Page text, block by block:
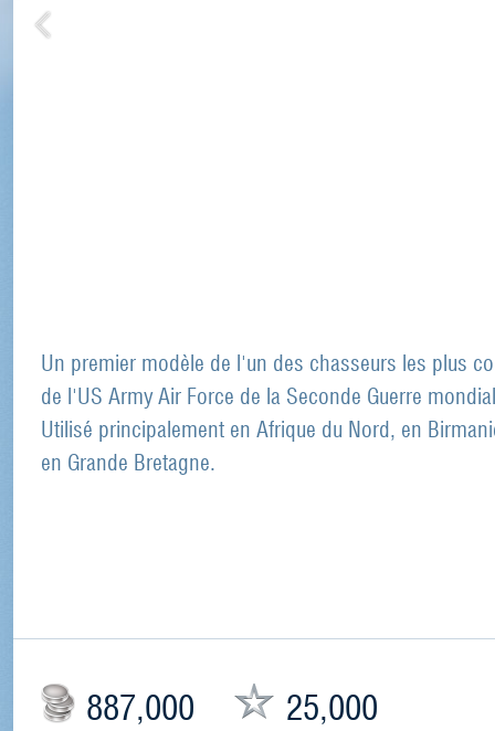
Un premier modèle de l'un des chasseurs les plus
de l'US Army Air Force de la Seconde Guerre
Utilisé principalement en Afrique du Nord, en
en Grande Bretagne.
887,000 25,000